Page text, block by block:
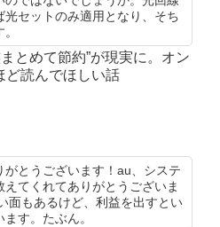
セットのみ適用となり、そち
とめて節約”が現実に。オン
ど読んでほしい話
がとうございます！au、システ
てくれてありがとうございま
面もあるけど、利益を出すとい
す。たぶん。